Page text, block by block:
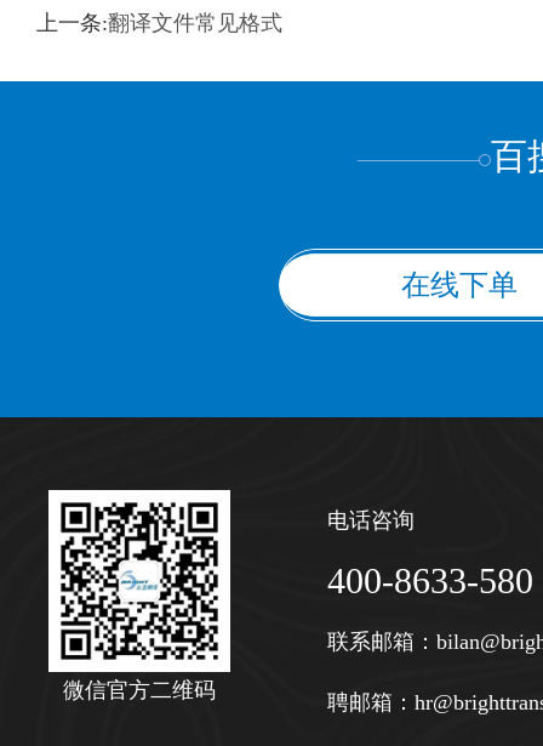
训翻译 标准级
上一条:翻译文件常见格式
百
在线下单
微信官方二维码
电话咨询
400-8633-580
联系邮箱：
聘邮箱：